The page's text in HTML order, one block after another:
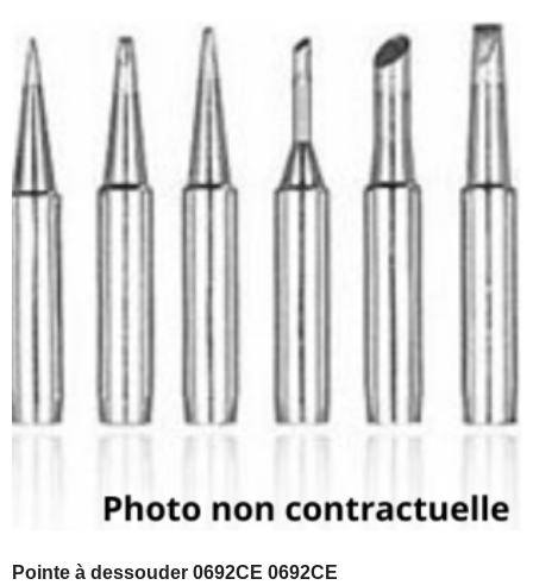
Pointe à dessouder 0692CE 0692CE